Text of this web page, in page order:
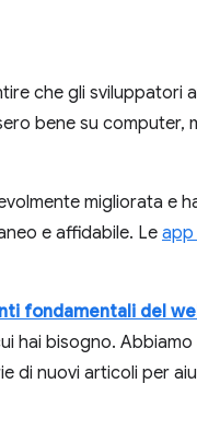
che gli sviluppatori
bene su computer,
migliorata e
e affidabile. Le app
fondamentali del
hai bisogno.
di nuovi articoli per